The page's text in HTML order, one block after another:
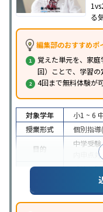
る
編集部のおすすめポ
覚えた単元を、家
回）ことで、学習の
4回まで無料体験が
対象学年 小1 ~ 6
授業形式
個別指
目的
中学受験
内申点対策
成績保
1科目
※2023年3月調査。小学校